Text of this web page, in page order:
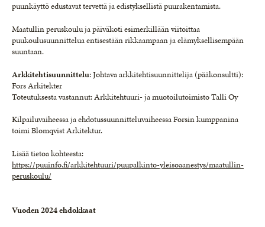
puunkäyttö edustavat tervettä ja edistyksellistä puurakentamista.
Maatullin peruskoulu ja päiväkoti esimerkillään viitoittaa
puukoulusuunnittelua entisestään rikkaampaan ja elämyksellisempään
suuntaan.
Arkkitehtisuunnittelu: Johtava arkkitehtisuunnittelija (pääkonsultti):
Fors Arkitekter
Toteutuksesta vastannut: Arkkitehtuuri- ja muotoilutoimisto Talli Oy
Kilpailuvaiheessa ja ehdotussuunnitteluvaiheessa Forsin kumppanina
toimi Blomqvist Arkitektur.
Lisää tietoa kohteesta:
https://puuinfo.fi/arkkitehtuuri/puupalkinto-yleisoaanestys/maatullin-
peruskoulu/
Vuoden 2024 ehdokkaat